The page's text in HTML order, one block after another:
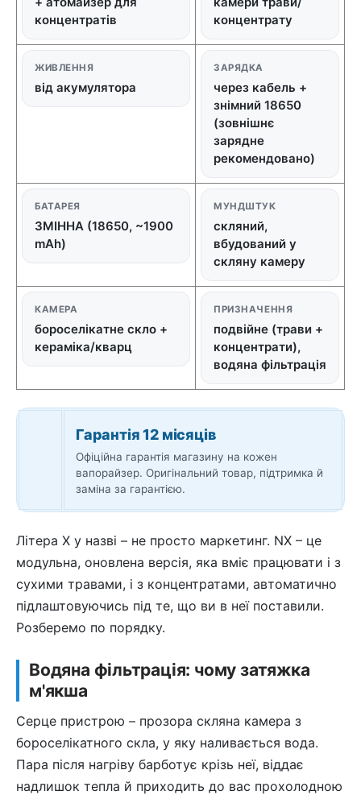
концентратів
концентрату
ЖИВЛЕННЯ
від акумулятора
ЗАРЯДКА
через кабель +
знімний 18650
(зовнішнє
зарядне
рекомендовано)
БАТАРЕЯ
ЗМІННА (18650, ~1900
mAh)
МУНДШТУК
скляний,
вбудований у
скляну камеру
КАМЕРА
бороселікатне скло +
кераміка/кварц
ПРИЗНАЧЕННЯ
подвійне (трави +
концентрати),
водяна фільтрація
Гарантія 12 місяців
Офіційна гарантія магазину на кожен
вапорайзер. Оригінальний товар, підтримка й
заміна за гарантією.
Літера X у назві – не просто маркетинг. NX – це
модульна, оновлена версія, яка вміє працювати і з
сухими травами, і з концентратами, автоматично
підлаштовуючись під те, що ви в неї поставили.
Розберемо по порядку.
Водяна фільтрація: чому затяжка
м'якша
Серце пристрою – прозора скляна камера з
бороселікатного скла, у яку наливається вода.
Пара після нагріву барботує крізь неї, віддає
надлишок тепла й приходить до вас прохолодною